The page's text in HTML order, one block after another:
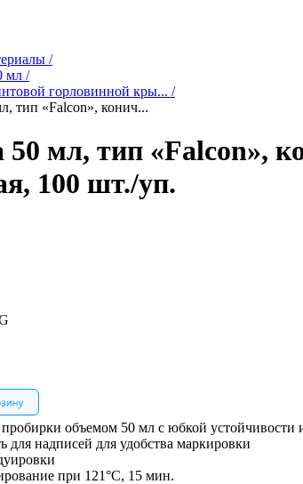
/
мл /
горловинной кры... /
тип «Falcon», конич...
мл, тип «Falcon»,
100 шт./уп.
объемом 50 мл с юбкой устойчивости
для надписей для удобства маркировки
при 121°С, 15 мин.